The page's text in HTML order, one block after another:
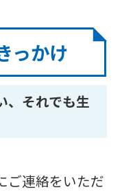
っかけ
、それでも生
ご連絡をいただ